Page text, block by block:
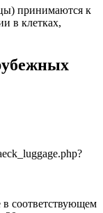
принимаются к
в клетках,
соответствующем